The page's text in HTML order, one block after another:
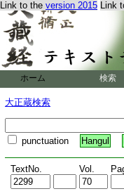
Link to the version 2015 Link
ホーム 検索
大正蔵検索
punctuation Hangul
TextNo. Vol.